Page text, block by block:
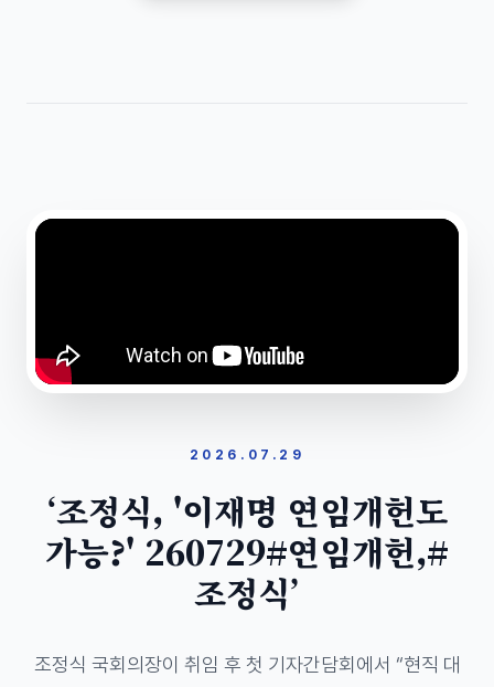
2026.07.29
‘조정식, '이재명 연임개헌도
가능?' 260729#연임개헌,#
조정식’
조정식 국회의장이 취임 후 첫 기자간담회에서 “현직 대